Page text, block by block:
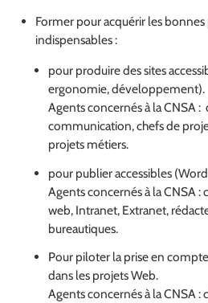
Former pour acquérir les bonnes
indispensables :
pour produire des sites
ergonomie, développement).
Agents concernés à la CNSA
communication, chefs de
projets métiers.
pour publier accessibles
Agents concernés à la CNSA :
web, Intranet, Extranet,
bureautiques.
Pour piloter la prise en
dans les projets Web.
Agents concernés à la CNSA